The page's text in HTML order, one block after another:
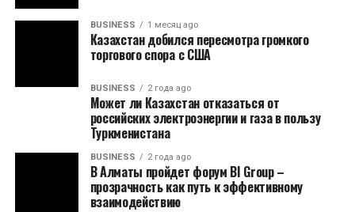
BUSINESS 1 месяц ago
Казахстан добился пересмотра громкого
торгового спора с США
BUSINESS 2 года ago
Может ли Казахстан отказаться от
российских электроэнергии и газа в пользу
Туркменистана
BUSINESS 2 года ago
В Алматы пройдет форум BI Group –
прозрачность как путь к эффективному
взаимодействию